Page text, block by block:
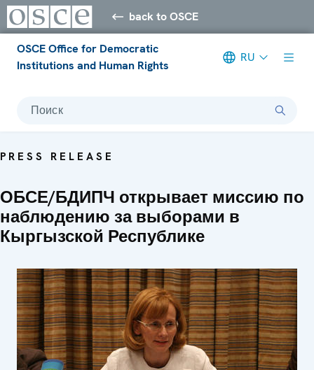
back to OSCE
OSCE Office for Democratic
Institutions and Human Rights
RU
Поиск
PRESS RELEASE
ОБСЕ/БДИПЧ открывает миссию по
наблюдению за выборами в
Кыргызской Республике